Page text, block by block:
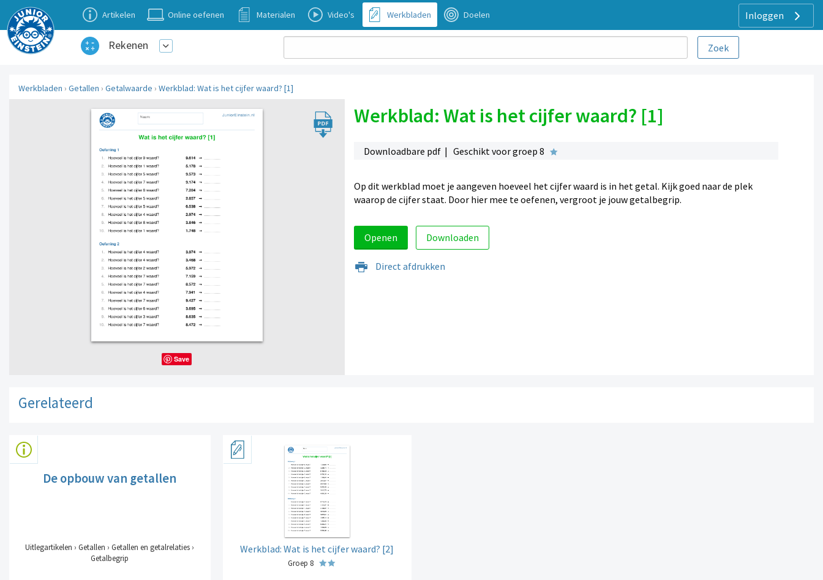
Inloggen
Artikelen Online oefenen Materialen Video's Werkbladen Doelen
Rekenen
Werkbladen › Getallen › Getalwaarde › Werkblad: Wat is het cijfer waard? [1]
Werkblad: Wat is het cijfer waard? [1]
Downloadbare pdf | Geschikt voor groep 8
Op dit werkblad moet je aangeven hoeveel het cijfer waard is in het getal. Kijk goed naar de plek
waarop de cijfer staat. Door hier mee te oefenen, vergroot je jouw getalbegrip.
Openen Downloaden
Direct afdrukken
Save
Gerelateerd
De opbouw van getallen
Uitlegartikelen › Getallen › Getallen en getalrelaties ›
Getalbegrip
Werkblad: Wat is het cijfer waard? [2]
Groep 8